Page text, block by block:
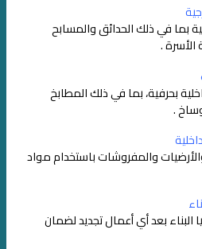
بما في ذلك الحدائق والمسابح
.
بحرفية، بما في ذلك المطابخ
.
والمفروشات باستخدام مواد
البناء بعد أي أعمال تجديد لضمان